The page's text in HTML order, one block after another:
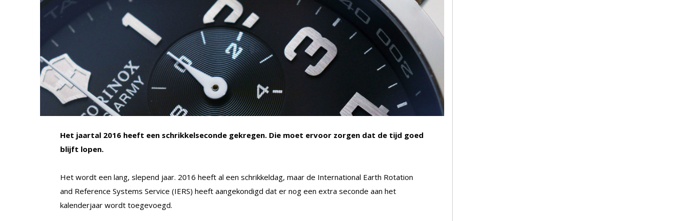
Het jaartal 2016 heeft een schrikkelseconde gekregen. Die moet ervoor zorgen dat de tijd goed
blijft lopen.
Het wordt een lang, slepend jaar. 2016 heeft al een schrikkeldag, maar de International Earth Rotation
and Reference Systems Service (IERS) heeft aangekondigd dat er nog een extra seconde aan het
kalenderjaar wordt toegevoegd.